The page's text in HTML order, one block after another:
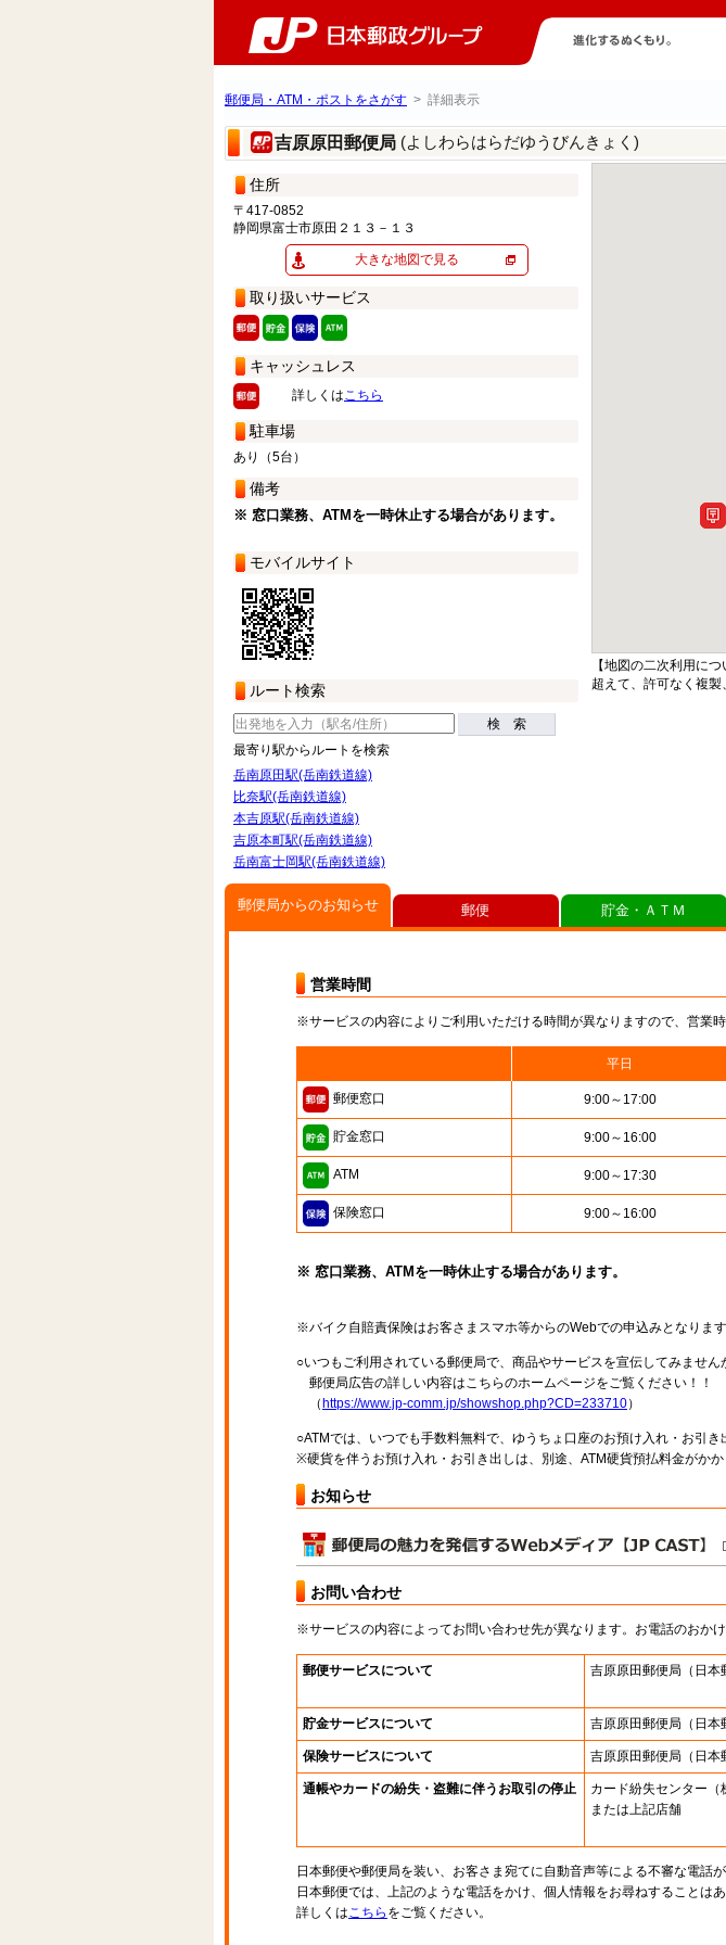
郵便局・ATM・ポストをさがす > 詳細表示
吉原原田郵便局 (よしわらはらだゆうびんきょく)
住所
〒417-0852
静岡県富士市原田２１３－１３
大きな地図で見る
取り扱いサービス
キャッシュレス
詳しくはこちら
駐車場
あり（5台）
備考
※ 窓口業務、ATMを一時休止する場合があります。
モバイルサイト
ルート検索
検 索
最寄り駅からルートを検索
岳南原田駅(岳南鉄道線)
比奈駅(岳南鉄道線)
本吉原駅(岳南鉄道線)
吉原本町駅(岳南鉄道線)
岳南富士岡駅(岳南鉄道線)
【地図の二次利用に
超えて、許可なく複
郵便局からのお知らせ
営業時間
※サービスの内容によりご利用いただける時間が異なりますので、営業
平日
郵便窓口 9:00～17:00
貯金窓口 9:00～16:00
ATM 9:00～17:30
保険窓口 9:00～16:00
※ 窓口業務、ATMを一時休止する場合があります。
※バイク自賠責保険はお客さまスマホ等からのWebでの申込みとなります
○いつもご利用されている郵便局で、商品やサービスを宣伝してみません
郵便局広告の詳しい内容はこちらのホームページをご覧ください！！
（ https://www.jp-comm.jp/showshop.php?CD=233710）
○ATMでは、いつでも手数料無料で、ゆうちょ口座のお預け入れ・お引き
※硬貨を伴うお預け入れ・お引き出しは、別途、ATM硬貨預払料金がかか
お知らせ
お問い合わせ
※サービスの内容によってお問い合わせ先が異なります。お電話のおかけ
郵便サービスについて 吉原原田郵便局 （日
貯金サービスについて 吉原原田郵便局 （日
保険サービスについて 吉原原田郵便局 （日
通帳やカードの紛失・盗難に伴うお取引の停止 カード紛失センター
または上記店舗
日本郵便や郵便局を装い、お客さま宛てに自動音声等による不審な電話
日本郵便では、上記のような電話をかけ、個人情報をお尋ねすることはあ
詳しくはこちら をご覧ください。
郵便 貯金・ＡＴＭ